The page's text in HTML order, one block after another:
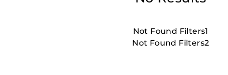
Not Found Filters1
Not Found Filters2